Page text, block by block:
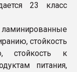
23 класс
стойкость
стойкость к
питания,